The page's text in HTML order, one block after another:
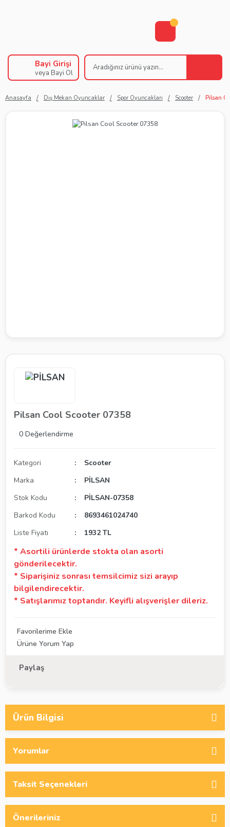
Bayi Girişi
veya Bayi Ol
Anasayfa Dış Mekan Oyuncaklar Spor Oyuncakları Scooter Pilsan
Pilsan Cool Scooter 07358
0 Değerlendirme
Kategori
Scooter
Marka
PİLSAN
Stok Kodu
PİLSAN-07358
Barkod Kodu
8693461024740
Liste Fiyatı
1932 TL
* Asortili ürünlerde stokta olan asorti
gönderilecektir.
* Siparişiniz sonrası temsilcimiz sizi arayıp
bilgilendirecektir.
* Satışlarımız toptandır. Keyifli alışverişler dileriz.
Ürüne Yorum Yap
Paylaş
Ürün Bilgisi
Yorumlar
Taksit Seçenekleri
Önerileriniz